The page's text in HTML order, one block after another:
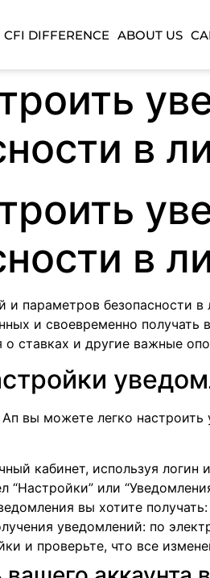
CFI DIFFERENCE ABOUT US
в
в
и параметров безопасности
и своевременно
о ставках и другие важные
вы можете легко
кабинет, используя логин
“Настройки” или
вы хотите
уведомлений: по
и проверьте, что все